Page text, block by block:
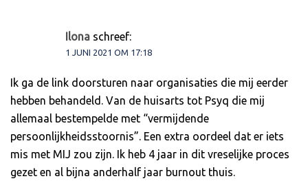
Ilona schreef:
1 JUNI 2021 OM 17:18
Ik ga de link doorsturen naar organisaties die mij eerder
hebben behandeld. Van de huisarts tot Psyq die mij
allemaal bestempelde met “vermijdende
persoonlijkheidsstoornis”. Een extra oordeel dat er iets
mis met MIJ zou zijn. Ik heb 4 jaar in dit vreselijke proces
gezet en al bijna anderhalf jaar burnout thuis.